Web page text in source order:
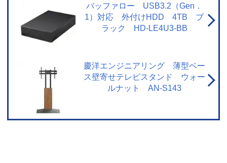
とでご利用いただけます。・ おまかせ録画された番組は、おまかせ録画用に
設定したハードディスク領域の空き容量によって、古い順番から自動で削除
されます。保存しておきたい番組は、おまかせ録画する前に通常録画予約に
変更したり、録画された番組を通常録画に変更したりできます。・ 視聴制限
がある番組などのおまかせ録画できない番組や、おまかせ録画予約対象の番
合があります。連続ドラマ番組など確実に録画したい番組は通常録画予約す
ることをおすすめします。・ サービスは予告なく変更や終了する場合があり
ます。・ 一部対象外のチャンネルがあります。 【ネットワークに関するご注
意】・ 本機で当社が提供するネットワークサービスを利用する場合、予約ラ
ャンネル切換、録画予約、録画番組、検索履歴など）、動作状態の履歴情
報、本機に接続されたUSBハードディスクなどの識別情報や動作状態の履歴
バッファロー USB3.2（Gen．
1）対応 外付けHDD 4TB ブ
ラック HD-LE4U3-BB
慶洋エンジニアリング 薄型ベー
ス壁寄せテレビスタンド ウォー
ルナット AN-S143